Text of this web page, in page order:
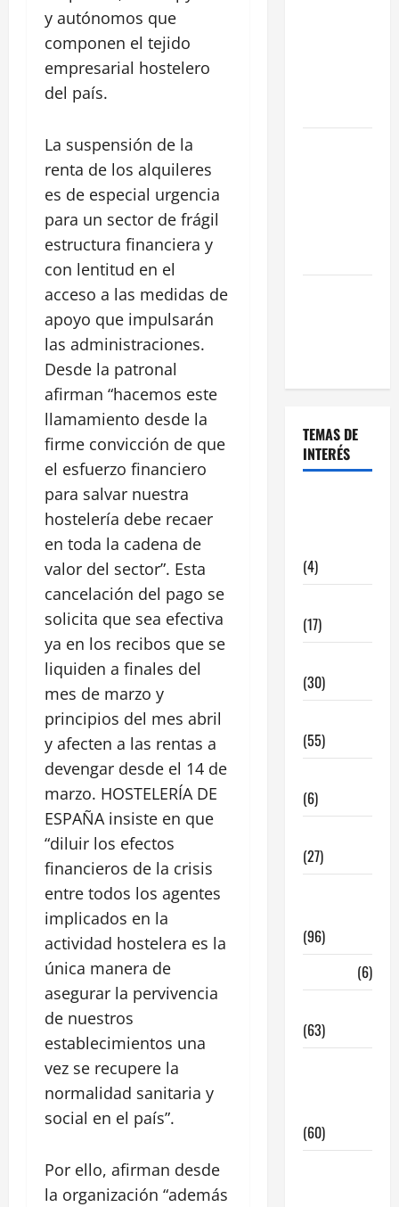
y autónomos que
componen el tejido
empresarial hostelero
del país.
La suspensión de la
renta de los alquileres
es de especial urgencia
para un sector de frágil
estructura financiera y
con lentitud en el
acceso a las medidas de
apoyo que impulsarán
las administraciones.
Desde la patronal
afirman “hacemos este
llamamiento desde la
firme convicción de que
el esfuerzo financiero
para salvar nuestra
hostelería debe recaer
en toda la cadena de
valor del sector”. Esta
cancelación del pago se
solicita que sea efectiva
ya en los recibos que se
liquiden a finales del
mes de marzo y
principios del mes abril
y afecten a las rentas a
devengar desde el 14 de
marzo. HOSTELERÍA DE
ESPAÑA insiste en que
“diluir los efectos
financieros de la crisis
entre todos los agentes
implicados en la
actividad hostelera es la
única manera de
asegurar la pervivencia
de nuestros
establecimientos una
vez se recupere la
normalidad sanitaria y
social en el país”.
Por ello, afirman desde
la organización “además
TEMAS DE
INTERÉS
(4)
(17)
(30)
(55)
(6)
(27)
(96)
(6)
(63)
(60)